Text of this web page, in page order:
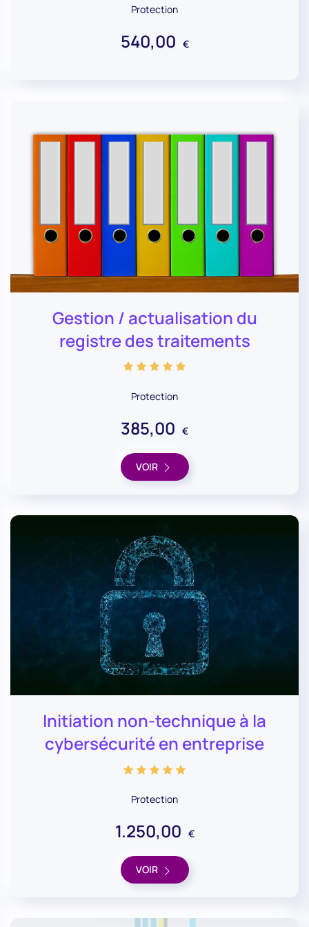
Protection
540,00 €
Gestion / actualisation du
registre des traitements
Protection
385,00 €
VOIR
Initiation non-technique à la
cybersécurité en entreprise
Protection
1.250,00 €
VOIR